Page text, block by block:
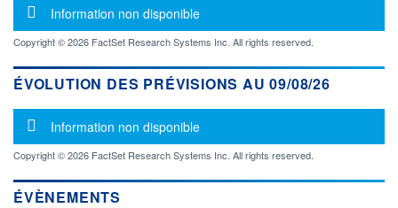
Message d'information
Information non disponible
Copyright © 2026 FactSet Research Systems Inc. All rights reserved.
ÉVOLUTION DES PRÉVISIONS AU 09/08/26
Message d'information
Information non disponible
Copyright © 2026 FactSet Research Systems Inc. All rights reserved.
ÉVÈNEMENTS